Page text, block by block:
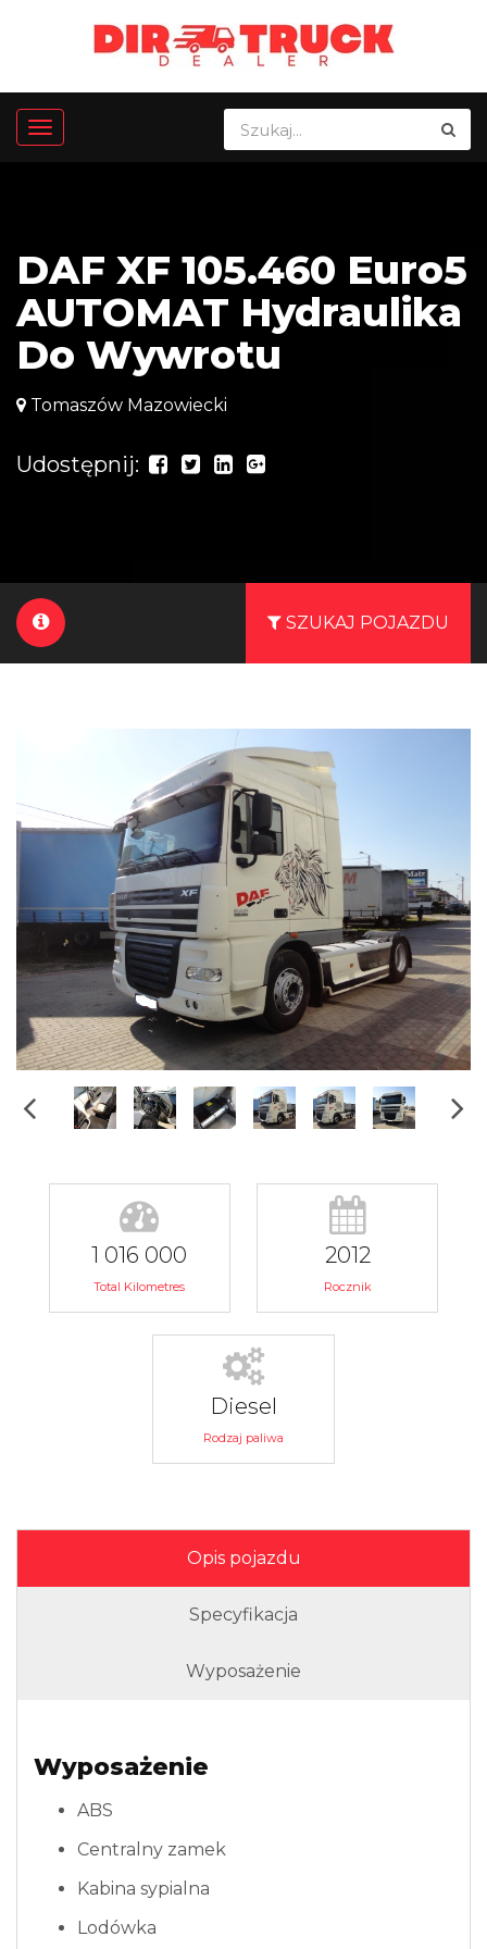
DAF XF 105.460 Euro5
AUTOMAT Hydraulika
Do Wywrotu
Tomaszów Mazowiecki
Udostępnij:
SZUKAJ POJAZDU
1 016 000
Total Kilometres
2012
Rocznik
Diesel
Rodzaj paliwa
Opis pojazdu
Specyfikacja
Wyposażenie
Wyposażenie
ABS
Centralny zamek
Kabina sypialna
Lodówka